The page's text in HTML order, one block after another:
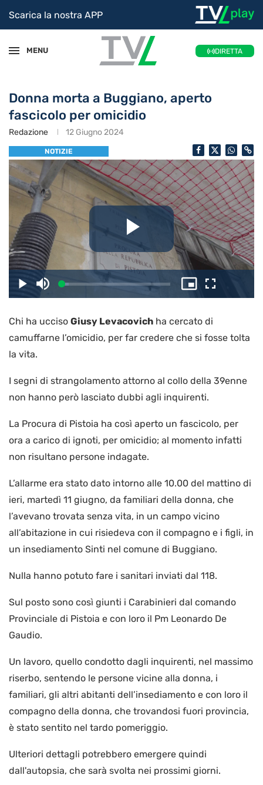
Scarica la nostra APP
MENU DIRETTA
Donna morta a Buggiano, aperto
fascicolo per omicidio
Redazione 12 Giugno 2024
NOTIZIE
il
video
PlayDisattiva
l’audio
Caricato:
6.68%
Picture-
in-
Schermo
intero
Chi ha ucciso Giusy Levacovich ha cercato di
camuffarne l’omicidio, per far credere che si fosse tolta
la vita.
I segni di strangolamento attorno al collo della 39enne
non hanno però lasciato dubbi agli inquirenti.
La Procura di Pistoia ha così aperto un fascicolo, per
ora a carico di ignoti, per omicidio; al momento infatti
non risultano persone indagate.
L’allarme era stato dato intorno alle 10.00 del mattino di
ieri, martedì 11 giugno, da familiari della donna, che
l’avevano trovata senza vita, in un campo vicino
all’abitazione in cui risiedeva con il compagno e i figli, in
un insediamento Sinti nel comune di Buggiano.
Nulla hanno potuto fare i sanitari inviati dal 118.
Sul posto sono così giunti i Carabinieri dal comando
Provinciale di Pistoia e con loro il Pm Leonardo De
Gaudio.
Un lavoro, quello condotto dagli inquirenti, nel massimo
riserbo, sentendo le persone vicine alla donna, i
familiari, gli altri abitanti dell’insediamento e con loro il
compagno della donna, che trovandosi fuori provincia,
è stato sentito nel tardo pomeriggio.
Ulteriori dettagli potrebbero emergere quindi
dall'autopsia, che sarà svolta nei prossimi giorni.